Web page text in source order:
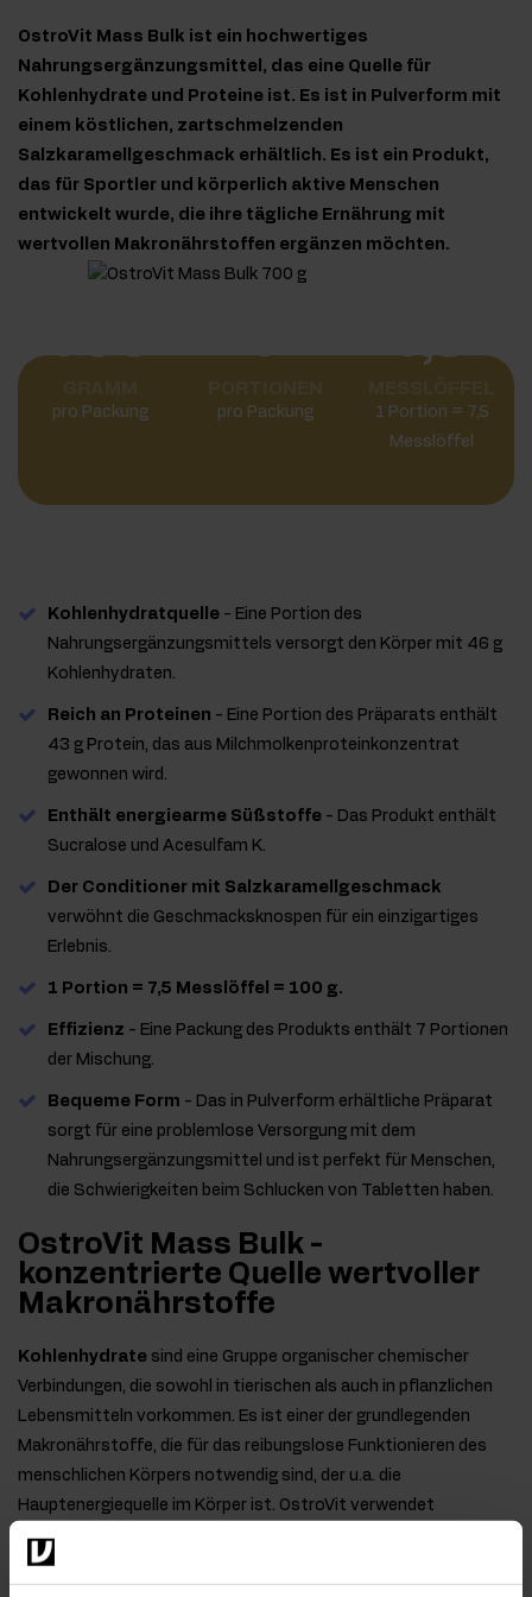
OstroVit Mass Bulk ist ein hochwertiges
Nahrungsergänzungsmittel, das eine Quelle für
Kohlenhydrate und Proteine ist. Es ist in Pulverform mit
einem köstlichen, zartschmelzenden
Salzkaramellgeschmack erhältlich. Es ist ein Produkt,
das für Sportler und körperlich aktive Menschen
entwickelt wurde, die ihre tägliche Ernährung mit
wertvollen Makronährstoffen ergänzen möchten.
700
pro Packung
7
pro Packung
7,5
1 Portion = 7,5
Messlöffel
Kohlenhydratquelle - Eine Portion des
Nahrungsergänzungsmittels versorgt den Körper mit 46 g
Kohlenhydraten.
Reich an Proteinen - Eine Portion des Präparats enthält
43 g Protein, das aus Milchmolkenproteinkonzentrat
gewonnen wird.
Enthält energiearme Süßstoffe - Das Produkt enthält
Sucralose und Acesulfam K.
Der Conditioner mit Salzkaramellgeschmack
verwöhnt die Geschmacksknospen für ein einzigartiges
Erlebnis.
1 Portion = 7,5 Messlöffel = 100 g.
Effizienz - Eine Packung des Produkts enthält 7 Portionen
der Mischung.
Bequeme Form - Das in Pulverform erhältliche Präparat
sorgt für eine problemlose Versorgung mit dem
Nahrungsergänzungsmittel und ist perfekt für Menschen,
die Schwierigkeiten beim Schlucken von Tabletten haben.
OstroVit Mass Bulk -
konzentrierte Quelle wertvoller
Makronährstoffe
Kohlenhydrate sind eine Gruppe organischer chemischer
Verbindungen, die sowohl in tierischen als auch in pflanzlichen
Lebensmitteln vorkommen. Es ist einer der grundlegenden
Makronährstoffe, die für das reibungslose Funktionieren des
menschlichen Körpers notwendig sind, der u.a. die
Hauptenergiequelle im Körper ist. OstroVit verwendet
Maltodextrin, eine Verbindung, die durch enzymatische
Hydrolyse von Stärke gewonnen wird, die nicht im Magen